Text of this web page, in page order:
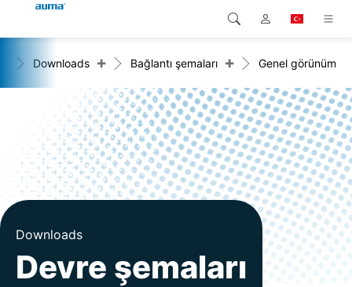
Ürünler
Çözümler
Downloads
Servis
Şirketler
İrtibat kurulacak kişi
Global
Avrupa
Asya ve Pasifik
Kuzey Amerika
Arama
Downloads + Bağlantı şemaları + Genel görünüm
Downloads
Devre şemaları